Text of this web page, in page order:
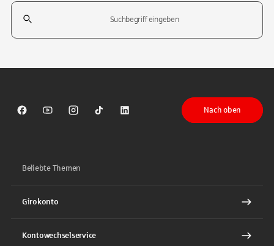
Suchfeld
Sparkasse auf Facebook
Sparkasse auf Youtube
Sparkasse auf Instagram
Sparkasse auf TikTok
Sparkasse auf LinkedIn
Nach oben
Beliebte Themen
Girokonto
Kontowechselservice